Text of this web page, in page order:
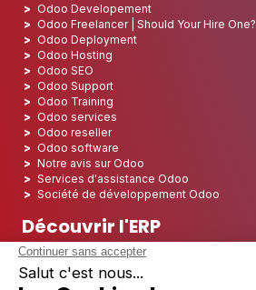
Odoo Developement
Odoo Freelancer | Should Your Hire One?
Odoo Deployment
Odoo Hosting
Odoo SEO
Odoo Support
Odoo Training
Odoo services
Odoo reseller
Odoo software
Notre avis sur Odoo
Services d'assistance Odoo
Société de développement Odoo
Découvrir l'ERP
Découvrir l'ERP
Qu'est-ce qu'une solution ERP
Comprendre l’intégration ERP